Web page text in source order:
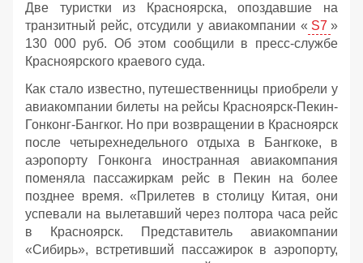
Две туристки из Красноярска, опоздавшие на
транзитный рейс, отсудили у авиакомпании « S7 »
130 000 руб. Об этом сообщили в пресс-службе
Красноярского краевого суда.
Как стало известно, путешественницы приобрели у
авиакомпании билеты на рейсы Красноярск-Пекин-
Гонконг-Бангког. Но при возвращении в Красноярск
после четырехнедельного отдыха в Бангкоке, в
аэропорту Гонконга иностранная авиакомпания
поменяла пассажиркам рейс в Пекин на более
позднее время. «Прилетев в столицу Китая, они
успевали на вылетавший через полтора часа рейс
в Красноярск. Представитель авиакомпании
«Сибирь», встретивший пассажирок в аэропорту,